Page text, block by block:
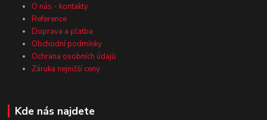
O nás - kontakty
Reference
Doprava a platba
Obchodní podmínky
Ochrana osobních údajů
Záruka nejnižší ceny
Kde nás najdete